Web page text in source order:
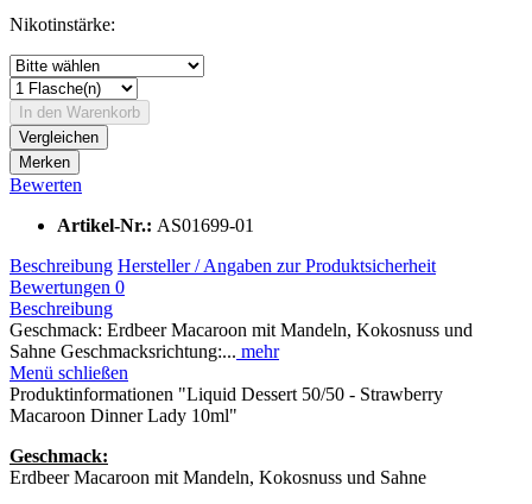
Nikotinstärke:
In den Warenkorb
Vergleichen
Merken
Bewerten
Artikel-Nr.: AS01699-01
Beschreibung Hersteller / Angaben zur Produktsicherheit
Bewertungen 0
Beschreibung
Geschmack: Erdbeer Macaroon mit Mandeln, Kokosnuss und
Sahne Geschmacksrichtung:... mehr
Menü schließen
Produktinformationen "Liquid Dessert 50/50 - Strawberry
Macaroon Dinner Lady 10ml"
Geschmack:
Erdbeer Macaroon mit Mandeln, Kokosnuss und Sahne